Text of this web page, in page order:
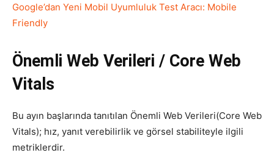
Google’dan Yeni Mobil Uyumluluk Test Aracı: Mobile
Friendly
Önemli Web Verileri / Core Web
Vitals
Bu ayın başlarında tanıtılan Önemli Web Verileri(Core Web
Vitals); hız, yanıt verebilirlik ve görsel stabiliteyle ilgili
metriklerdir.